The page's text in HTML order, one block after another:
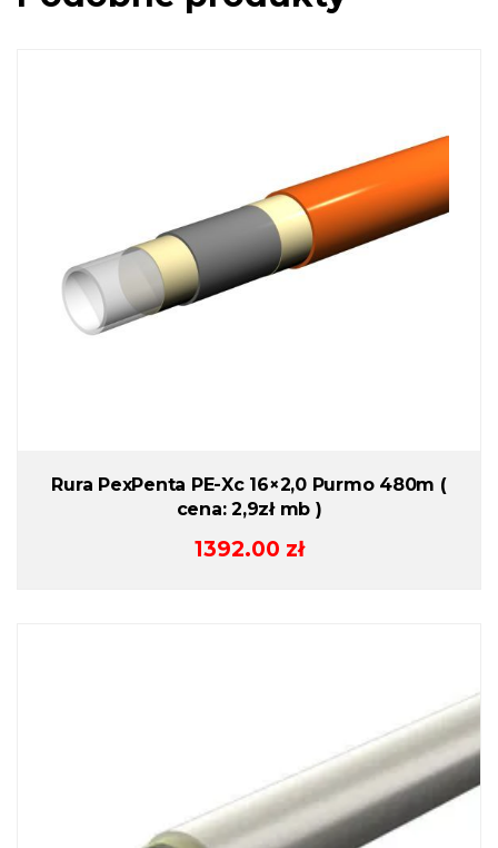
Rura PexPenta PE-Xc 16×2,0 Purmo 480m (
cena: 2,9zł mb )
1392.00 zł